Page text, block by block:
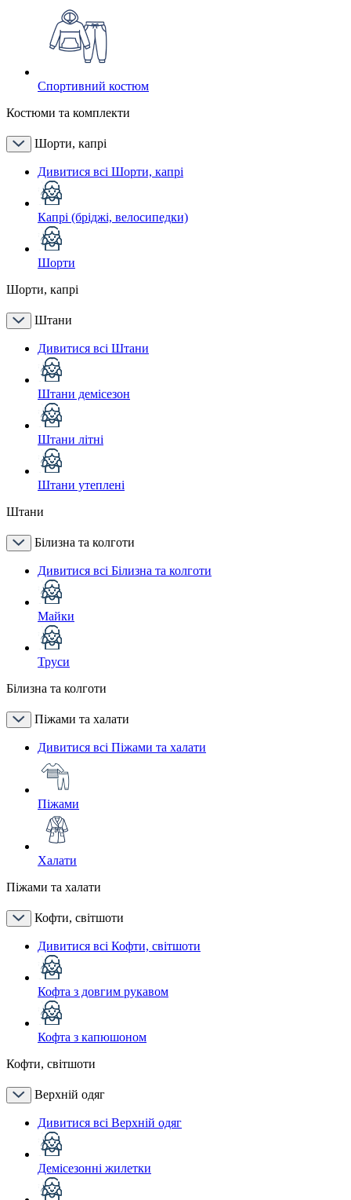
Спортивний костюм
Костюми та комплекти
Шорти, капрі
Дивитися всі Шорти, капрі
Капрі (бріджі, велосипедки)
Шорти
Шорти, капрі
Штани
Дивитися всі Штани
Штани демісезон
Штани літні
Штани утеплені
Штани
Білизна та колготи
Дивитися всі Білизна та колготи
Майки
Труси
Білизна та колготи
Піжами та халати
Дивитися всі Піжами та халати
Піжами
Халати
Піжами та халати
Кофти, світшоти
Дивитися всі Кофти, світшоти
Кофта з довгим рукавом
Кофта з капюшоном
Кофти, світшоти
Верхній одяг
Дивитися всі Верхній одяг
Демісезонні жилетки